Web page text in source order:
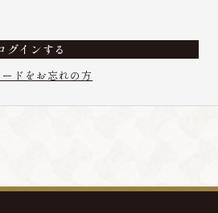
グインする
ドをお忘れの方